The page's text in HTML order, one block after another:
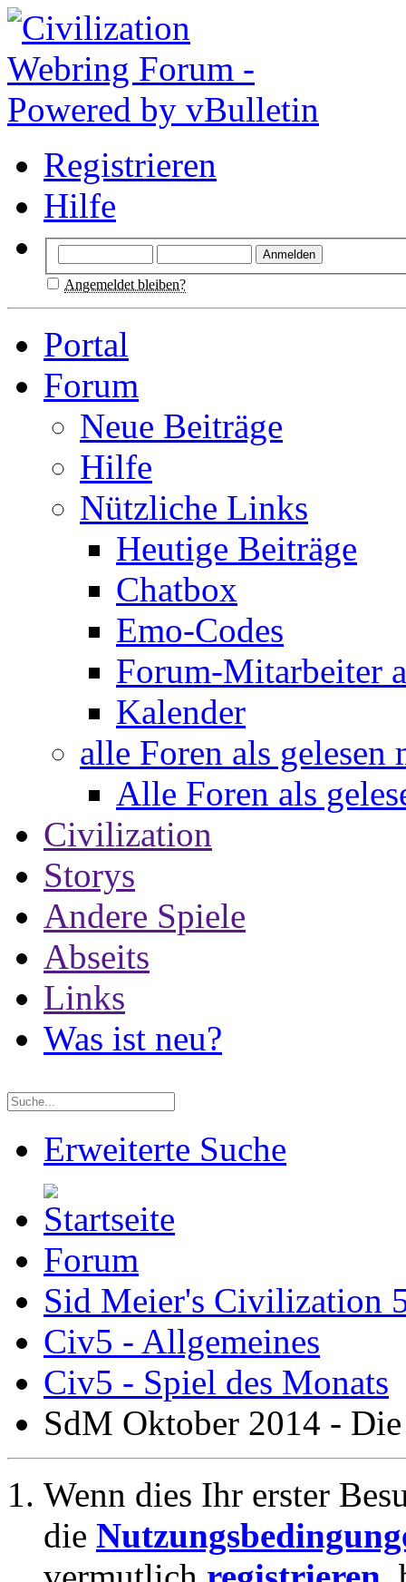
Registrieren
Hilfe
Angemeldet bleiben?
Portal
Forum
Neue Beiträge
Hilfe
Nützliche Links
Heutige Beiträge
Chatbox
Emo-Codes
Forum-Mitarbeiter
Kalender
alle Foren als gelesen
Alle Foren als
Civilization
Storys
Andere Spiele
Abseits
Links
Was ist neu?
Erweiterte Suche
Forum
Sid Meier's Civilization
Civ5 - Allgemeines
Civ5 - Spiel des Monats
SdM Oktober 2014 -
Wenn dies Ihr erster
die